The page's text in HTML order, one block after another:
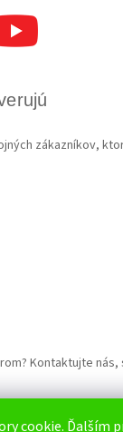
cookie. Ďalším
zákazníkov,
Kontaktujte nás,